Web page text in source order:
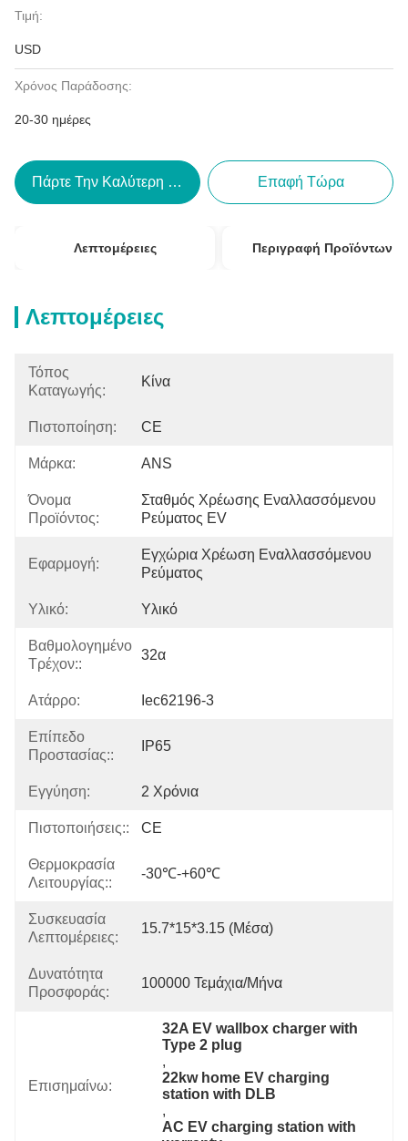
Τιμή:
USD
Χρόνος Παράδοσης:
20-30 ημέρες
Πάρτε Την Καλύτερη Τιμή Επαφή Τώρα
Λεπτομέρειες Περιγραφή Προϊόντων
Λεπτομέρειες
Τόπος
Καταγωγής:
Κίνα
Πιστοποίηση: CE
Μάρκα: ANS
Όνομα
Προϊόντος:
Σταθμός Χρέωσης Εναλλασσόμενου
Ρεύματος EV
Εφαρμογή:
Εγχώρια Χρέωση Εναλλασσόμενου
Ρεύματος
Υλικό: Υλικό
Βαθμολογημένο
Τρέχον::
32α
Ατάρρο: Iec62196-3
Επίπεδο
Προστασίας::
IP65
Εγγύηση: 2 Χρόνια
Πιστοποιήσεις:: CE
Θερμοκρασία
Λειτουργίας::
-30℃-+60℃
Συσκευασία
Λεπτομέρειες:
15.7*15*3.15 (μέσα)
Δυνατότητα
Προσφοράς:
100000 Τεμάχια/μήνα
Επισημαίνω:
32A EV wallbox charger with
Type 2 plug
,
22kw home EV charging
station with DLB
,
AC EV charging station with